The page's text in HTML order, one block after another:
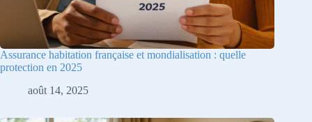
Assurance habitation française et mondialisation : quelle
protection en 2025
août 14, 2025